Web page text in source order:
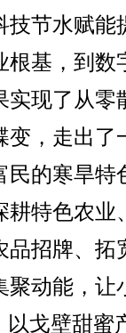
技节水赋能
根基，到数
实现了从零
变，走出了
民的寒旱特
耕特色农业
品招牌、拓
聚动能，让
以戈壁甜蜜